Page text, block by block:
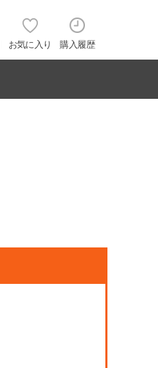
お気に入り 購入履歴